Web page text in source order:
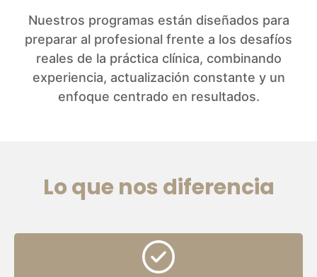
Nuestros programas están diseñados para
preparar al profesional frente a los desafíos
reales de la práctica clínica, combinando
experiencia, actualización constante y un
enfoque centrado en resultados.
Lo que nos diferencia